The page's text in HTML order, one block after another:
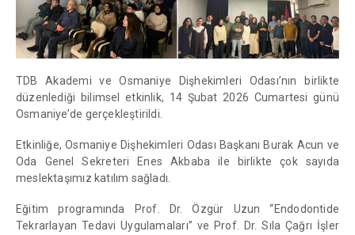
TDB Akademi ve Osmaniye Dişhekimleri Odası’nın birlikte
düzenlediği bilimsel etkinlik, 14 Şubat 2026 Cumartesi günü
Osmaniye’de gerçekleştirildi.
Etkinliğe, Osmaniye Dişhekimleri Odası Başkanı Burak Acun ve
Oda Genel Sekreteri Enes Akbaba ile birlikte çok sayıda
meslektaşımız katılım sağladı.
Eğitim programında Prof. Dr. Özgür Uzun “Endodontide
Tekrarlayan Tedavi Uygulamaları” ve Prof. Dr. Sıla Çağrı İşler